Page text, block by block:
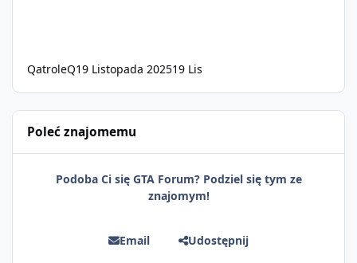
QatroleQ19 Listopada 202519 Lis
Poleć znajomemu
Podoba Ci się GTA Forum? Podziel się tym ze
znajomym!
Email Udostępnij